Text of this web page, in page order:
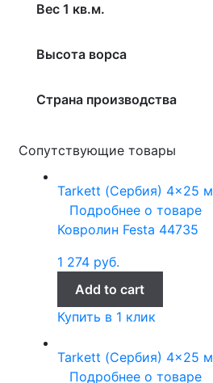
Вес 1 кв.м.
Высота ворса
Страна производства
Сопутствующие товары
Tarkett (Сербия) 4x25 м
Подробнее о товаре
Ковролин Festa 44735
1 274 руб.
Add to cart
Купить в 1 клик
Tarkett (Сербия) 4x25 м
Подробнее о товаре